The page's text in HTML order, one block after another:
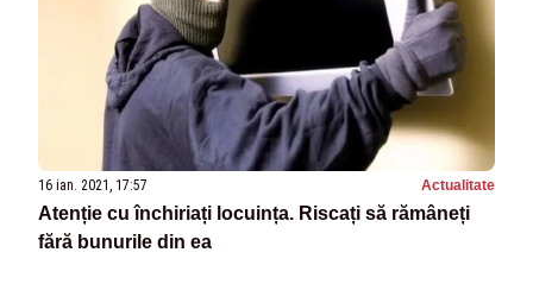
16 ian. 2021, 17:57 Actualitate
Atenție cu închiriați locuința. Riscați să rămâneți
fără bunurile din ea